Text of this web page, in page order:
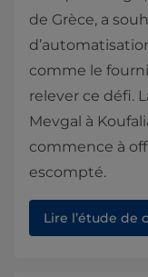
de Grèce, a
comme le
relever ce défi.
Mevgal à
commence à
escompté.
Lire l’étude de